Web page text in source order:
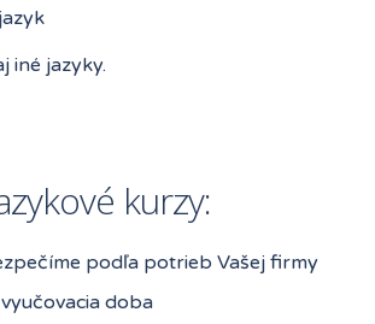
iné jazyky.
kurzy:
podľa potrieb Vašej firmy
doba